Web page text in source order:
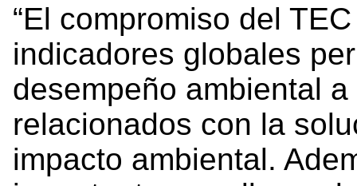
“El compromiso del
indicadores globales
desempeño ambiental
relacionados con la
impacto ambiental.